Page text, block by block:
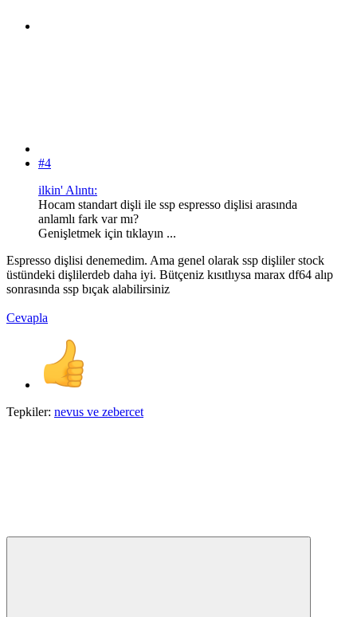
#4
ilkin' Alıntı:
Hocam standart dişli ile ssp espresso dişlisi arasında
anlamlı fark var mı?
Genişletmek için tıklayın ...
Espresso dişlisi denemedim. Ama genel olarak ssp dişliler stock
üstündeki dişlilerdeb daha iyi. Bütçeniz kısıtlıysa marax df64 alıp
sonrasında ssp bıçak alabilirsiniz
Cevapla
Tepkiler: nevus ve zebercet